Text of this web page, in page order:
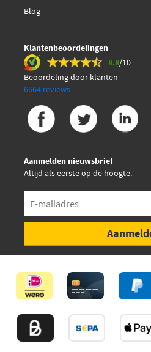
Blog
Klantenbeoordelingen
8.8/10
Beoordeling door klanten
6664 reviews
Aanmelden nieuwsbrief
Altijd als eerste op de hoogte.